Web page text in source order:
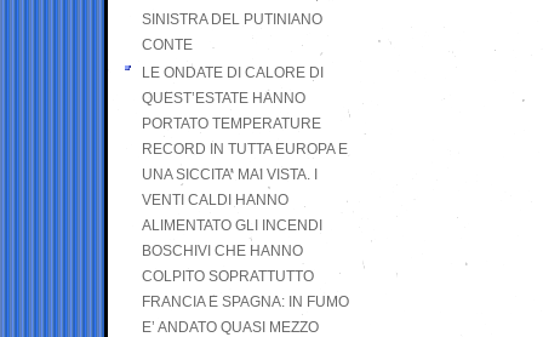
SINISTRA DEL PUTINIANO
CONTE
LE ONDATE DI CALORE DI
QUEST’ESTATE HANNO
PORTATO TEMPERATURE
RECORD IN TUTTA EUROPA E
UNA SICCITA’ MAI VISTA. I
VENTI CALDI HANNO
ALIMENTATO GLI INCENDI
BOSCHIVI CHE HANNO
COLPITO SOPRATTUTTO
FRANCIA E SPAGNA: IN FUMO
E’ ANDATO QUASI MEZZO